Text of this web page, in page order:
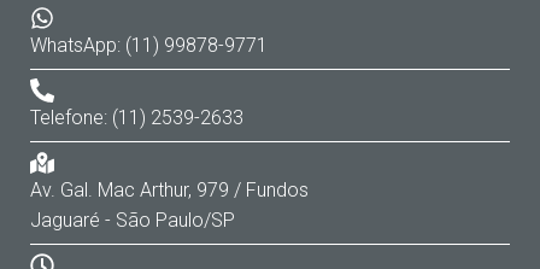
WhatsApp: (11) 99878-9771
Telefone: (11) 2539-2633
Av. Gal. Mac Arthur, 979 / Fundos
Jaguaré - São Paulo/SP